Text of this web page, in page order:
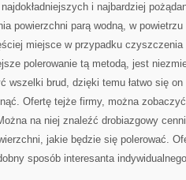
i najbardziej
powierzchni parą wodną, w
miejsce w przypadku czyszczenia
polerowanie tą metodą, jest
wszelki brud, dzięki temu łatwo się
Ofertę tejże firmy, można
na niej znaleźć drobiazgowy
jakie będzie się polerować.
sposób interesanta